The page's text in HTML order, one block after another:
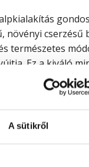
A sütikről
növényi
természetes
Ez a kiváló